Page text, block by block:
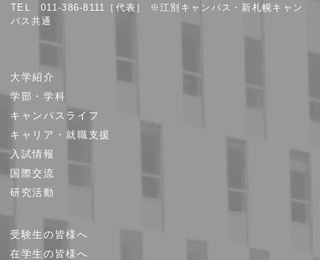
TEL 011-386-8111［代表］ ※江別キャンパス・新札幌キャン
パス共通
ト
プ
大学紹介
学部・学科
キャンパスライフ
キャリア・就職支援
入試情報
国際交流
研究活動
受験生の皆様へ
在学生の皆様へ